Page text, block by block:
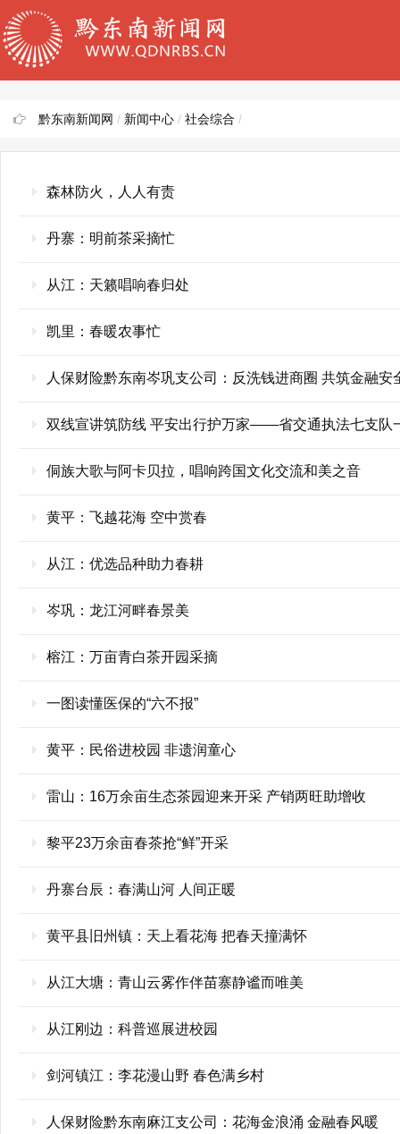
黔东南新闻网 / 新闻中心 / 社会综合 /
森林防火，人人有责
丹寨：明前茶采摘忙
从江：天籁唱响春归处
凯里：春暖农事忙
人保财险黔东南岑巩支公司：反洗钱进商圈 共筑金融安
双线宣讲筑防线 平安出行护万家——省交通执法七支队
侗族大歌与阿卡贝拉，唱响跨国文化交流和美之音
黄平：飞越花海 空中赏春
从江：优选品种助力春耕
岑巩：龙江河畔春景美
榕江：万亩青白茶开园采摘
一图读懂医保的“六不报”
黄平：民俗进校园 非遗润童心
雷山：16万余亩生态茶园迎来开采 产销两旺助增收
黎平23万余亩春茶抢“鲜”开采
丹寨台辰：春满山河 人间正暖
黄平县旧州镇：天上看花海 把春天撞满怀
从江大塘：青山云雾作伴苗寨静谧而唯美
从江刚边：科普巡展进校园
剑河镇江：李花漫山野 春色满乡村
人保财险黔东南麻江支公司：花海金浪涌 金融春风暖